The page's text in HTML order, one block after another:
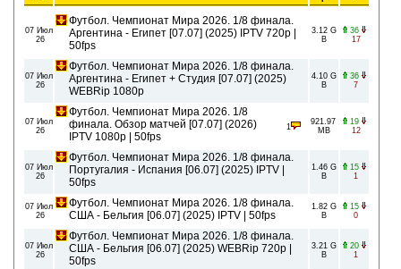
07 Июл
26
Футбол. Чемпионат Мира 2026. 1/8 финала.
Аргентина - Египет [07.07] (2025) IPTV 720p |
50fps
3.12 G
B
36
17
07 Июл
26
Футбол. Чемпионат Мира 2026. 1/8 финала.
Аргентина - Египет + Студия [07.07] (2025)
WEBRip 1080p
4.10 G
B
36
7
07 Июл
26
Футбол. Чемпионат Мира 2026. 1/8
финала. Обзор матчей [07.07] (2026)
IPTV 1080р | 50fps
1
921.97
MB
19
12
07 Июл
26
Футбол. Чемпионат Мира 2026. 1/8 финала.
Португалия - Испания [06.07] (2025) IPTV |
50fps
1.46 G
B
15
1
07 Июл
26
Футбол. Чемпионат Мира 2026. 1/8 финала.
США - Бельгия [06.07] (2025) IPTV | 50fps
1.82 G
B
15
0
07 Июл
26
Футбол. Чемпионат Мира 2026. 1/8 финала.
США - Бельгия [06.07] (2025) WEBRip 720p |
50fps
3.21 G
B
20
1